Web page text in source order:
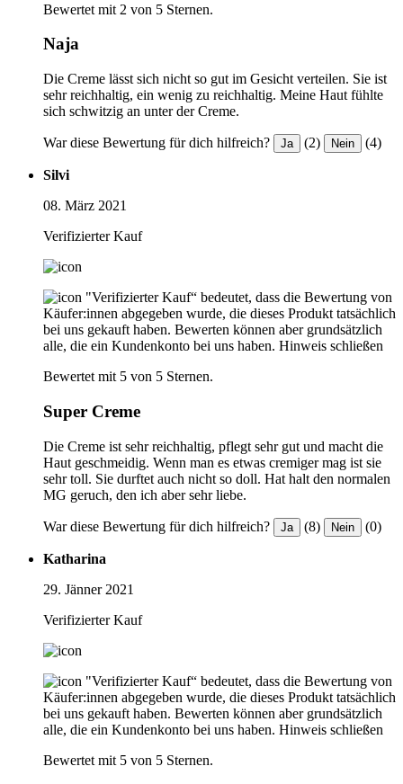
Bewertet mit 2 von 5 Sternen.
Naja
Die Creme lässt sich nicht so gut im Gesicht verteilen. Sie ist
sehr reichhaltig, ein wenig zu reichhaltig. Meine Haut fühlte
sich schwitzig an unter der Creme.
War diese Bewertung für dich hilfreich? Ja (2) Nein (4)
Silvi
08. März 2021
Verifizierter Kauf
"Verifizierter Kauf“ bedeutet, dass die Bewertung von
Käufer:innen abgegeben wurde, die dieses Produkt tatsächlich
bei uns gekauft haben. Bewerten können aber grundsätzlich
alle, die ein Kundenkonto bei uns haben. Hinweis schließen
Bewertet mit 5 von 5 Sternen.
Super Creme
Die Creme ist sehr reichhaltig, pflegt sehr gut und macht die
Haut geschmeidig. Wenn man es etwas cremiger mag ist sie
sehr toll. Sie durftet auch nicht so doll. Hat halt den normalen
MG geruch, den ich aber sehr liebe.
War diese Bewertung für dich hilfreich? Ja (8) Nein (0)
Katharina
29. Jänner 2021
Verifizierter Kauf
"Verifizierter Kauf“ bedeutet, dass die Bewertung von
Käufer:innen abgegeben wurde, die dieses Produkt tatsächlich
bei uns gekauft haben. Bewerten können aber grundsätzlich
alle, die ein Kundenkonto bei uns haben. Hinweis schließen
Bewertet mit 5 von 5 Sternen.